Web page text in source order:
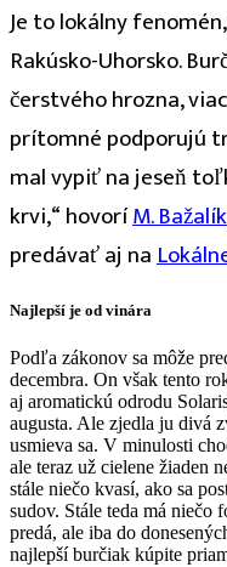
Je to lokálny
Rakúsko-Uhorsko.
čerstvého hrozna,
prítomné podporujú
mal vypiť na jeseň
krvi,“ hovoríM. Bažalík
predávať aj na
Najlepší je od vinára
Podľa zákonov sa môže
decembra. On však tento
aj aromatickú odrodu
augusta. Ale zjedla ju divá
usmieva sa. V minulosti
ale teraz už cielene žiaden
stále niečo kvasí, ako sa
sudov. Stále teda má
predá, ale iba do
najlepší burčiak kúpite